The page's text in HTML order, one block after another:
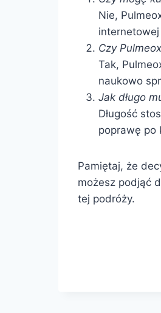
Nie,
Czy
Tak,
naukowo
Jak długo
Długość
poprawę po
Pamiętaj, że
możesz podjąć
tej podróży.